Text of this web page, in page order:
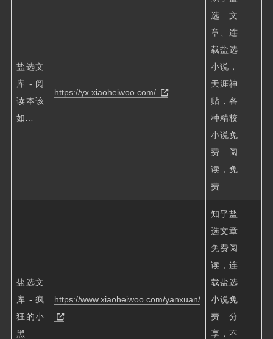
盐选文
库 - 阅
读本该
如…
https://yx.xiaoheiwoo.com/
选文
章、连
载盐选
小说，
天涯神
贴，各
种精校
小说免
费阅
读，免
费…
盐选文
库 - 疯
狂的小
黑
https://www.xiaoheiwoo.com/yanxuan/
知乎盐
选文章
免费阅
读，连
载盐选
小说免
费分
享，不